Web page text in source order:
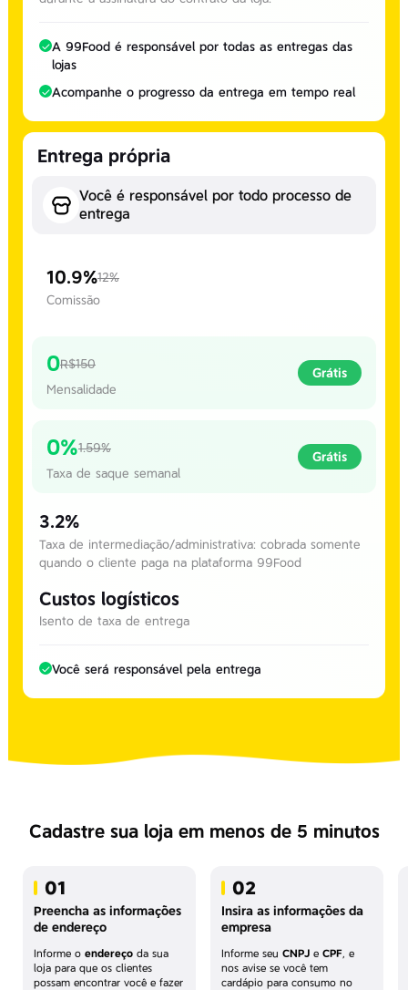
A 99Food é responsável por todas as entregas das
lojas
Acompanhe o progresso da entrega em tempo real
Entrega própria
Você é responsável por todo processo de
entrega
10.9%12%
Comissão
0R$150
Mensalidade
Grátis
0%1.59%
Taxa de saque semanal
Grátis
3.2%
Taxa de intermediação/administrativa: cobrada somente
quando o cliente paga na plataforma 99Food
Custos logísticos
Isento de taxa de entrega
Você será responsável pela entrega
Cadastre sua loja em menos de 5 minutos
01
Preencha as informações
de endereço
Informe o endereço da sua
loja para que os clientes
possam encontrar você e fazer
02
Insira as informações da
empresa
Informe seu CNPJ e CPF, e
nos avise se você tem
cardápio para consumo no